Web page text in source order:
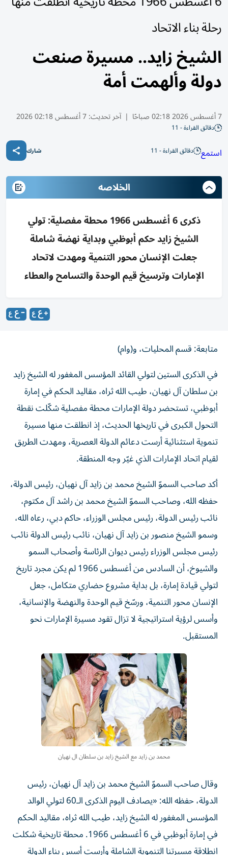
رحلة بناء الاتحاد
الشيخ زايد.. مسيرة صنعت
دولة وألهمت أمة
7 أغسطس 2026 02:18 صباحًا | آخر تحديث:7 أغسطس 02:18 2026
دقائق القراءة - 11
استمع دقائق القراءة - 11 شارك
الخلاصه
ذكرى 6 أغسطس 1966 محطة مفصلية: تولي
الشيخ زايد حكم أبوظبي وبداية نهضة شاملة
جعلت الإنسان محور التنمية ومهدت لاتحاد
الإمارات وترسيخ قيم الوحدة والتسامح والعطاء
متابعة: قسم المحليات، و(وام)
في الذكرى الستين لتولي القائد المؤسس المغفور له الشيخ زايد
بن سلطان آل نهيان، طيب الله ثراه، مقاليد الحكم في إمارة
أبوظبي، تستحضر دولة الإمارات محطة مفصلية شكّلت نقطة
التحول الكبرى في تاريخها الحديث، إذ انطلقت منها مسيرة
تنموية استثنائية أرست دعائم الدولة العصرية، ومهدت الطريق
لقيام اتحاد الإمارات الذي غيّر وجه المنطقة.
أكد صاحب السموّ الشيخ محمد بن زايد آل نهيان، رئيس الدولة،
حفظه الله، وصاحب السموّ الشيخ محمد بن راشد آل مكتوم،
نائب رئيس الدولة، رئيس مجلس الوزراء، حاكم دبي، رعاه الله،
وسمو الشيخ منصور بن زايد آل نهيان، نائب رئيس الدولة نائب
رئيس مجلس الوزراء رئيس ديوان الرئاسة وأصحاب السمو
والشيوخ، أن السادس من أغسطس 1966 لم يكن مجرد تاريخ
لتولي قيادة إمارة، بل بداية مشروع حضاري متكامل، جعل
الإنسان محور التنمية، ورسّخ قيم الوحدة والنهضة والإنسانية،
وأسس لرؤية استراتيجية لا تزال تقود مسيرة الإمارات نحو
المستقبل.
محمد بن زايد مع الشيخ زايد بن سلطان ال نهيان
وقال صاحب السموّ الشيخ محمد بن زايد آل نهيان، رئيس
الدولة، حفظه الله: «يصادف اليوم الذكرى الـ60 لتولي الوالد
المؤسس المغفور له الشيخ زايد، طيب الله ثراه، مقاليد الحكم
في إمارة أبوظبي في 6 أغسطس 1966. محطة تاريخية شكلت